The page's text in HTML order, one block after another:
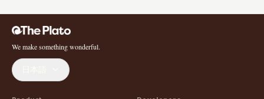
We make something wonderful.